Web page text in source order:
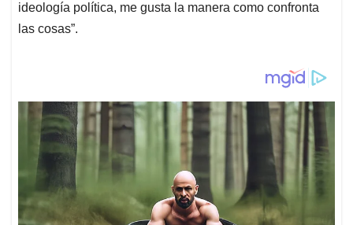
ideología política, me gusta la manera como confronta
las cosas”.